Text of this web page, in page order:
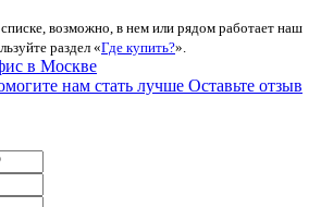
возможно, в нем или рядом работает наш
раздел «Где купить?».
в Москве
нам стать лучше Оставьте отзыв